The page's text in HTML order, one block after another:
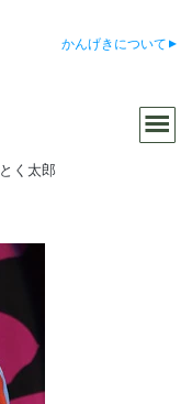
かんげきについて
とく太郎